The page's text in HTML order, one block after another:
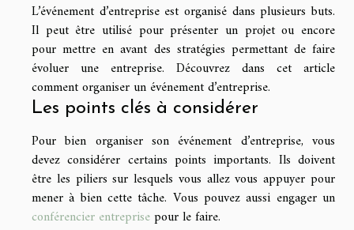
L’événement d’entreprise est organisé dans plusieurs buts.
Il peut être utilisé pour présenter un projet ou encore
pour mettre en avant des stratégies permettant de faire
évoluer une entreprise. Découvrez dans cet article
comment organiser un événement d’entreprise.
Les points clés à considérer
Pour bien organiser son événement d’entreprise, vous
devez considérer certains points importants. Ils doivent
être les piliers sur lesquels vous allez vous appuyer pour
mener à bien cette tâche. Vous pouvez aussi engager un
conférencier entreprisepour le faire.